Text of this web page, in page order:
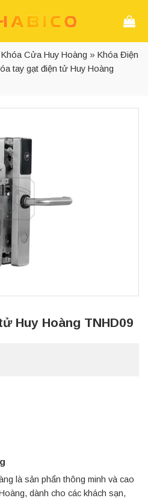
Khóa Cửa Huy Hoàng » Khóa Điện
tay gạt điện tử Huy Hoàng
Huy Hoàng TNHD09
là sản phẩn thông minh và cao
dành cho các khách sạn,